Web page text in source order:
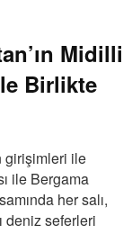
Midilli
Birlikte
girişimleri ile
ile Bergama
her salı,
deniz seferleri